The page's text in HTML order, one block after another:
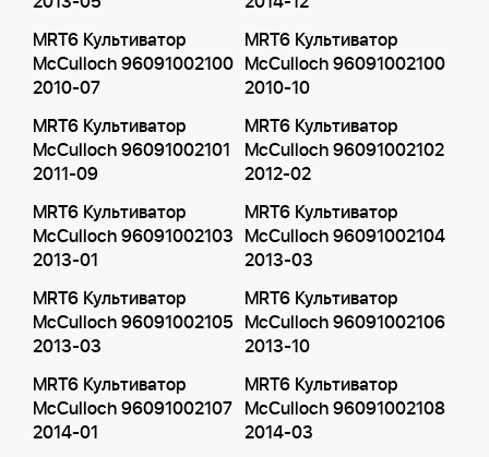
MRT6 Культиватор
McCulloch 96091002100
2010-07
MRT6 Культиватор
McCulloch 96091002100
2010-10
MRT6 Культиватор
McCulloch 96091002101
2011-09
MRT6 Культиватор
McCulloch 96091002102
2012-02
MRT6 Культиватор
McCulloch 96091002103
2013-01
MRT6 Культиватор
McCulloch 96091002104
2013-03
MRT6 Культиватор
McCulloch 96091002105
2013-03
MRT6 Культиватор
McCulloch 96091002106
2013-10
MRT6 Культиватор
McCulloch 96091002107
2014-01
MRT6 Культиватор
McCulloch 96091002108
2014-03